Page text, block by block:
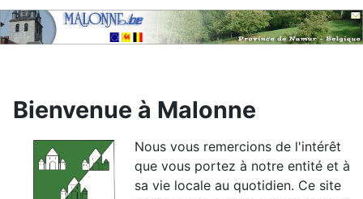
Bienvenue à Malonne
Nous vous remercions de l'intérêt
que vous portez à notre entité et à
sa vie locale au quotidien. Ce site